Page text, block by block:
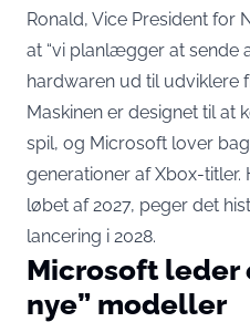
Ronald, Vice President for
at “vi planlægger at sende
hardwaren ud til udviklere
Maskinen er designet til at
spil, og Microsoft lover
generationer af Xbox-titler.
løbet af 2027, peger det
lancering i 2028.
Microsoft leder
nye” modeller